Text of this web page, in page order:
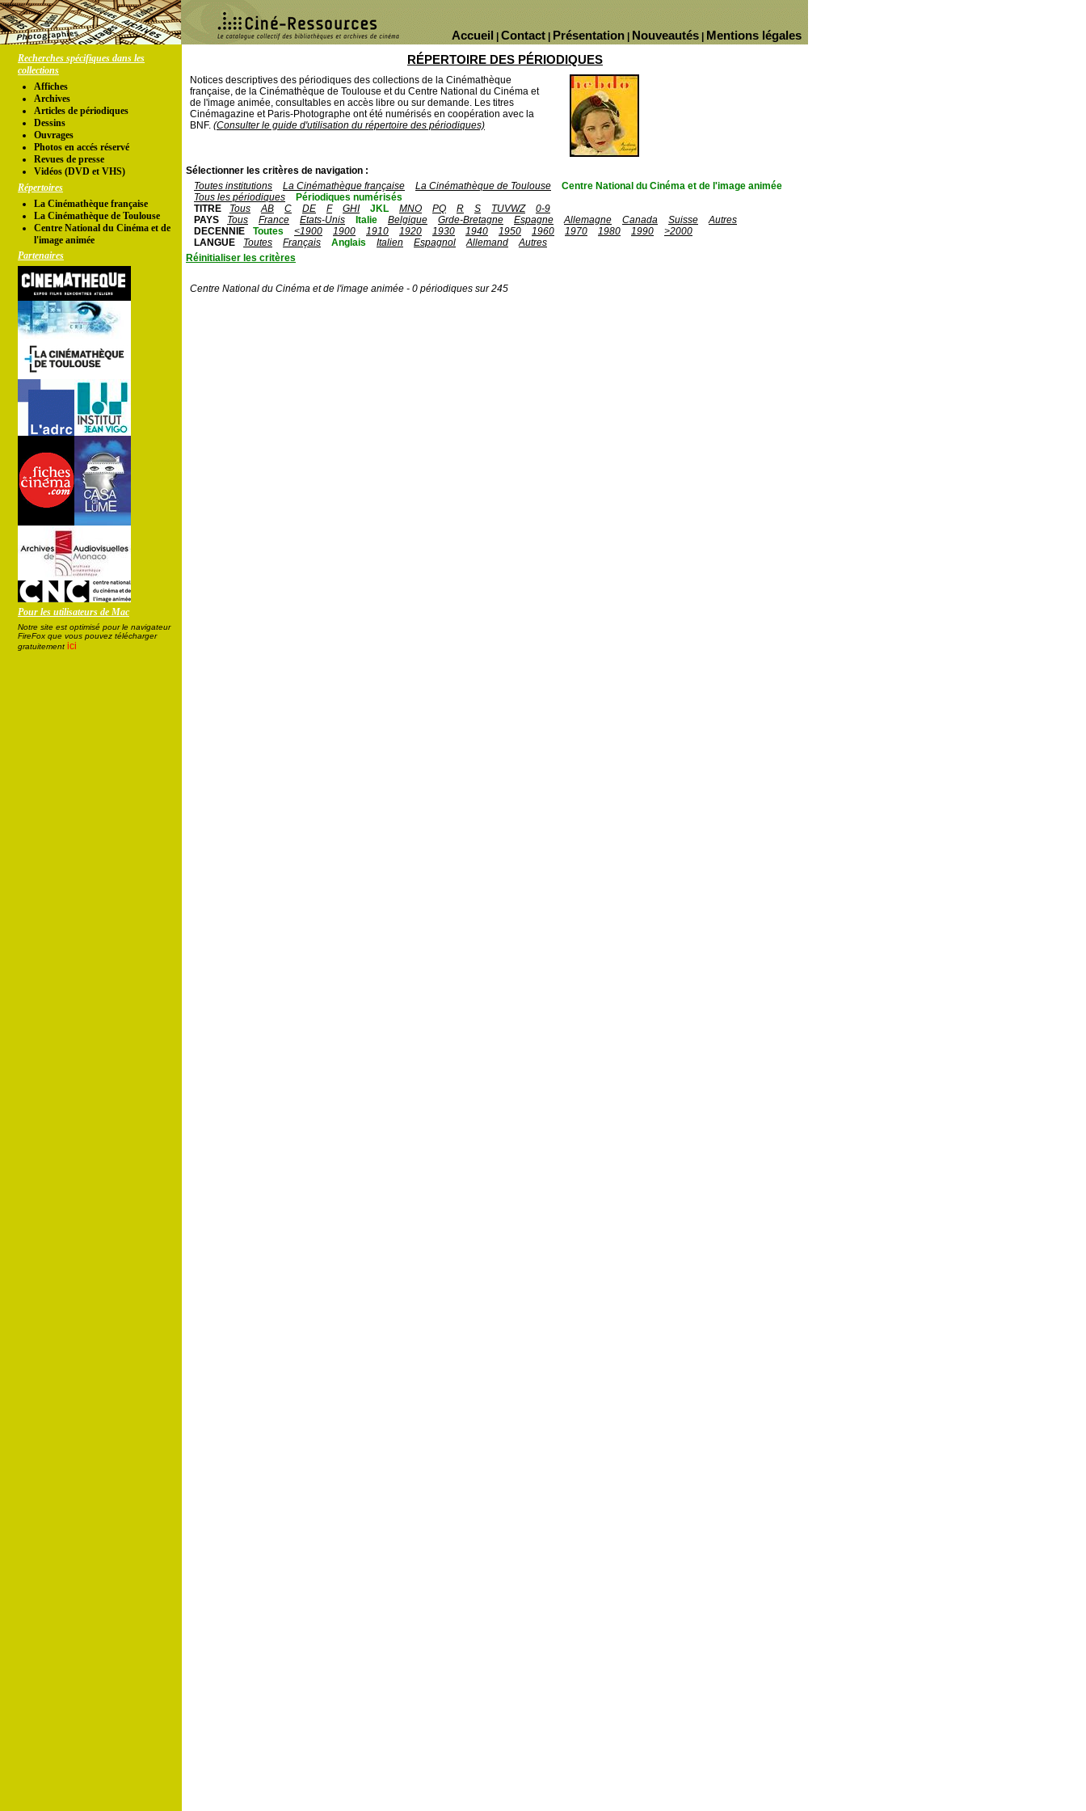
Mentions légales
Nouveautés
Présentation
Contact
Accueil
Recherches spécifiques dans les
collections
Affiches
Archives
Articles de périodiques
Dessins
Ouvrages
Photos en accés réservé
Revues de presse
Vidéos (DVD et VHS)
Répertoires
La Cinémathèque française
La Cinémathèque de Toulouse
Centre National du Cinéma et de
l'image animée
Partenaires
Pour les utilisateurs de Mac
Notre site est optimisé pour le navigateur
FireFox que vous pouvez télécharger
gratuitement ici
RÉPERTOIRE DES PÉRIODIQUES
Notices descriptives des périodiques des collections de la Cinémathèque
française, de la Cinémathèque de Toulouse et du Centre National du Cinéma et
de l'image animée, consultables en accès libre ou sur demande. Les titres
Cinémagazine et Paris-Photographe ont été numérisés en coopération avec la
BNF. (Consulter le guide d'utilisation du répertoire des périodiques)
Sélectionner les critères de navigation :
Toutes institutions
La Cinémathèque française La Cinémathèque de Toulouse
Centre National du Cinéma et de l'image animée
Tous les périodiques
Périodiques numérisés
TITRE
Tous AB C DE F GHI JKL MNO PQ R S TUVWZ
0-9
PAYS
Tous France Etats-Unis Italie Belgique Grde-Bretagne Espagne Allemagne Canada Suisse
Autres
DECENNIE
Toutes <1900 1900 1910 1920 1930 1940 1950 1960 1970 1980 1990
>2000
LANGUE
Toutes Français Anglais Italien Espagnol Allemand
Autres
Réinitialiser les critères
Centre National du Cinéma et de l'image animée - 0 périodiques sur 245